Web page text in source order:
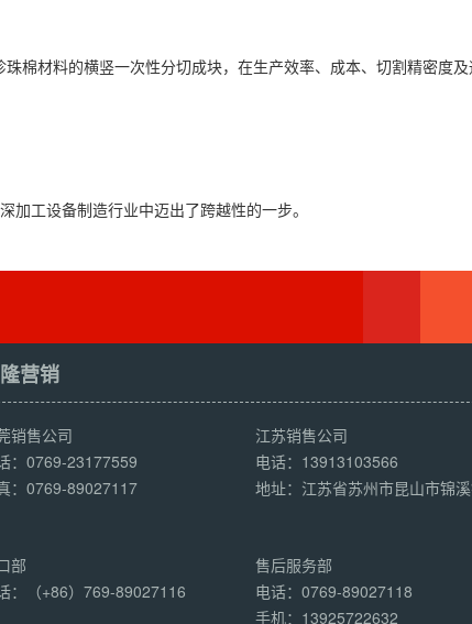
材料的横竖一次性分切成块，在生产效率、成本、切割精密度及
工设备制造行业中迈出了跨越性的一步。
营销
销售公司
：0769-23177559
：0769-89027117
江苏销售公司
电话：13913103566
地址：江苏省苏州市昆山市锦
部
：（+86）769-89027116
售后服务部
电话：0769-89027118
手机：13925722632